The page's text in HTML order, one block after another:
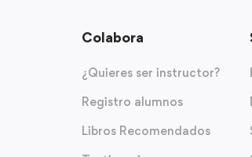
Colabora
¿Quieres ser instructor?
Registro alumnos
Libros Recomendados